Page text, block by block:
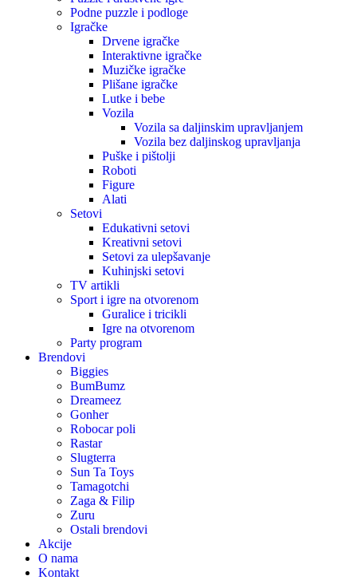
Podne puzzle i podloge
Igračke
Drvene igračke
Interaktivne igračke
Muzičke igračke
Plišane igračke
Lutke i bebe
Vozila
Vozila sa daljinskim upravljanjem
Vozila bez daljinskog upravljanja
Puške i pištolji
Roboti
Figure
Alati
Setovi
Edukativni setovi
Kreativni setovi
Setovi za ulepšavanje
Kuhinjski setovi
TV artikli
Sport i igre na otvorenom
Guralice i tricikli
Igre na otvorenom
Party program
Brendovi
Biggies
BumBumz
Dreameez
Gonher
Robocar poli
Rastar
Slugterra
Sun Ta Toys
Tamagotchi
Zaga & Filip
Zuru
Ostali brendovi
Akcije
O nama
Kontakt